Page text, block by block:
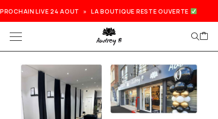
PROCHAIN LIVE 24 AOUT » LA BOUTIQUE RESTE OUVERTE